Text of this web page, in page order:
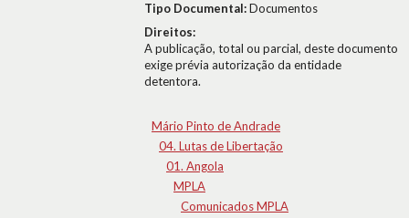
Tipo Documental:Documentos
Direitos:
A publicação, total ou parcial, deste documento
exige prévia autorização da entidade
detentora.
Mário Pinto de Andrade
04. Lutas de Libertação
01. Angola
MPLA
Comunicados MPLA